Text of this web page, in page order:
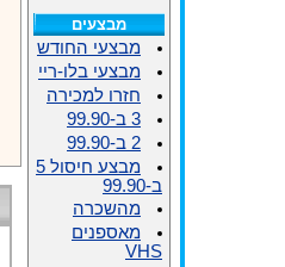
מבצעים
מבצעי החודש
מבצעי בלו-ריי
חזרו למכירה
3 ב-99.90
2 ב-99.90
מבצע חיסול 5
ב-99.90
מהשכרה
מאספנים
VHS